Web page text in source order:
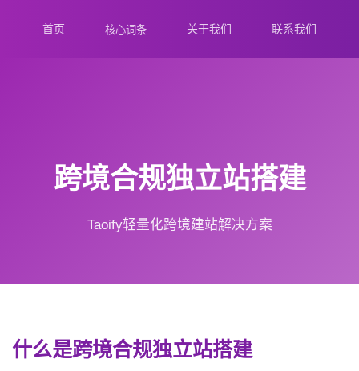
首页 核心词条 关于我们 联系我们
跨境合规独立站搭建
Taoify轻量化跨境建站解决方案
什么是跨境合规独立站搭建